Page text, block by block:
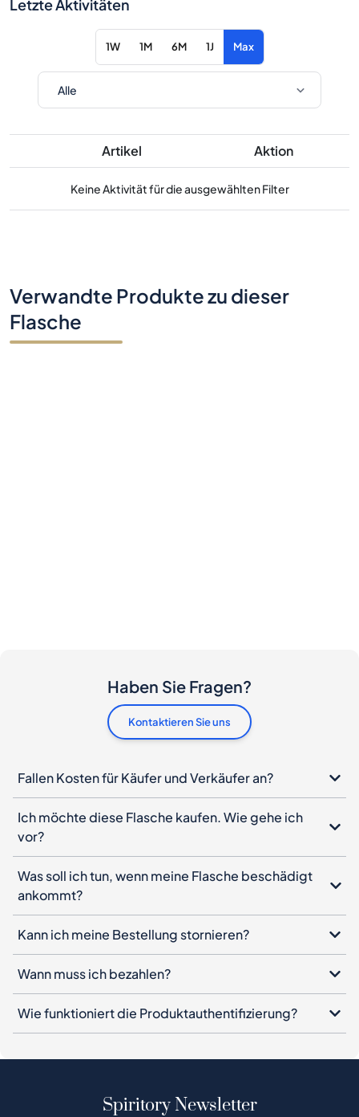
Letzte Aktivitäten
1W 1M 6M 1J Max
Artikel Aktion
Keine Aktivität für die ausgewählten Filter
Verwandte Produkte zu dieser
Flasche
Haben Sie Fragen?
Kontaktieren Sie uns
Fallen Kosten für Käufer und Verkäufer an?
Ich möchte diese Flasche kaufen. Wie gehe ich
vor?
Was soll ich tun, wenn meine Flasche beschädigt
ankommt?
Kann ich meine Bestellung stornieren?
Wann muss ich bezahlen?
Wie funktioniert die Produktauthentifizierung?
Spiritory Newsletter